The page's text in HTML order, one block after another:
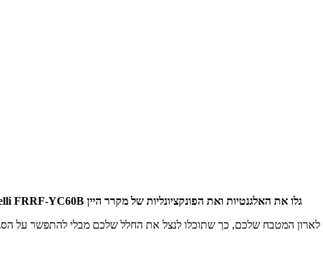
גלו את האלגנטיות ואת הפונקציונליות של מקרר היין Fratelli FRRF-YC60B - מתאים ל-18 בקבוקים, אידיאלי לכל מטבח, בר ביתי או אזור בידור.
המטבח שלכם, כך שתוכלו לנצל את החלל שלכם מבלי להתפשר על